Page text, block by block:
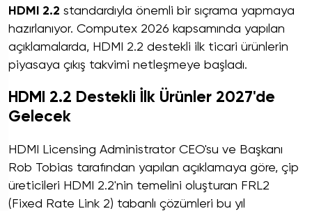
HDMI 2.2 standardıyla önemli bir sıçrama yapmaya
hazırlanıyor. Computex 2026 kapsamında yapılan
açıklamalarda, HDMI 2.2 destekli ilk ticari ürünlerin
piyasaya çıkış takvimi netleşmeye başladı.
HDMI 2.2 Destekli İlk Ürünler 2027'de
Gelecek
HDMI Licensing Administrator CEO'su ve Başkanı
Rob Tobias tarafından yapılan açıklamaya göre, çip
üreticileri HDMI 2.2'nin temelini oluşturan FRL2
(Fixed Rate Link 2) tabanlı çözümleri bu yıl